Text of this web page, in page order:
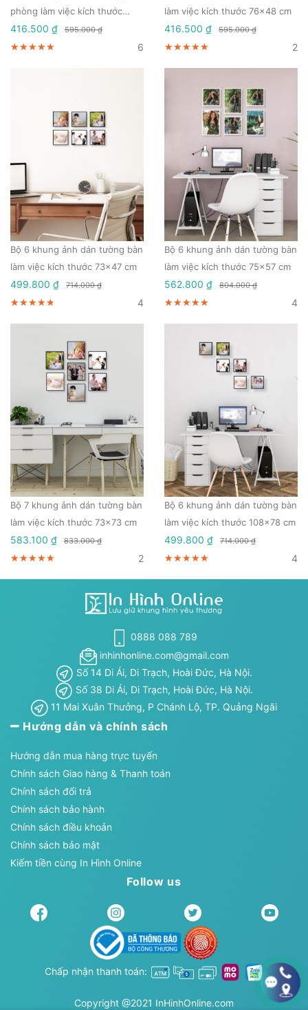
phòng làm việc kích thước
76x49 cm
416.500 ₫
595.000 ₫
★★★★★
★★★★★
★★★★★ 6
làm việc kích thước 76x48 cm
416.500 ₫
595.000 ₫
★★★★★
★★★★★
★★★★★ 2
Bộ 6 khung ảnh dán tường bàn
làm việc kích thước 73x47 cm
499.800 ₫
714.000 ₫
★★★★★
★★★★★
★★★★★ 4
Bộ 6 khung ảnh dán tường bàn
làm việc kích thước 75x57 cm
562.800 ₫
804.000 ₫
★★★★★
★★★★★
★★★★★ 4
Bộ 7 khung ảnh dán tường bàn
làm việc kích thước 73x73 cm
583.100 ₫
833.000 ₫
★★★★★
★★★★★
★★★★★ 2
Bộ 6 khung ảnh dán tường bàn
làm việc kích thước 108x78 cm
499.800 ₫
714.000 ₫
★★★★★
★★★★★
★★★★★ 4
0888 088 789
inhinhonline.com@gmail.com
Số 14 Di Ái, Di Trạch, Hoài Đức, Hà Nội.
Số 38 Di Ái, Di Trạch, Hoài Đức, Hà Nội.
11 Mai Xuân Thưởng, P Chánh Lộ, TP. Quảng Ngãi
Hướng dẫn và chính sách
Hướng dẫn mua hàng trực tuyến
Chính sách Giao hàng & Thanh toán
Chính sách đổi trả
Chính sách bảo hành
Chính sách điều khoản
Chính sách bảo mật
Kiếm tiền cùng In Hình Online
Follow us
Chấp nhận thanh toán:
Copyright @2021 InHinhOnline.com